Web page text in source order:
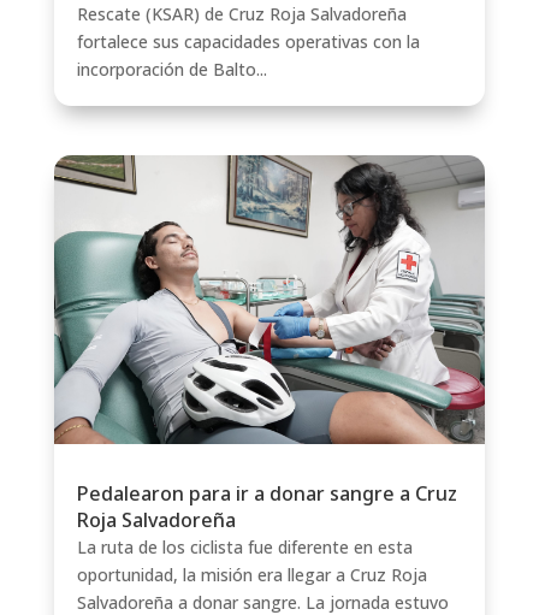
Rescate (KSAR) de Cruz Roja Salvadoreña
fortalece sus capacidades operativas con la
incorporación de Balto...
Pedalearon para ir a donar sangre a Cruz
Roja Salvadoreña
La ruta de los ciclista fue diferente en esta
oportunidad, la misión era llegar a Cruz Roja
Salvadoreña a donar sangre. La jornada estuvo